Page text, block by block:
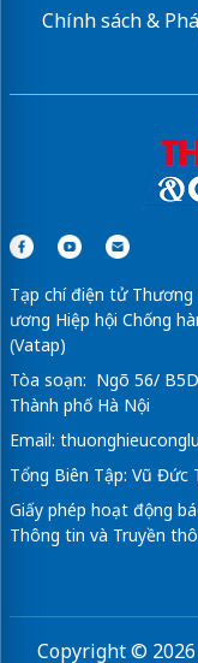
Chính sách &
Tạp chí điện tử Thương
ương Hiệp hội Chống
(Vatap)
Tòa soạn: Ngõ 56/
Thành phố Hà Nội
Email:
Tổng Biên Tập: Vũ Đức
Giấy phép hoạt động
Thông tin và Truyền
Copyright © 2026